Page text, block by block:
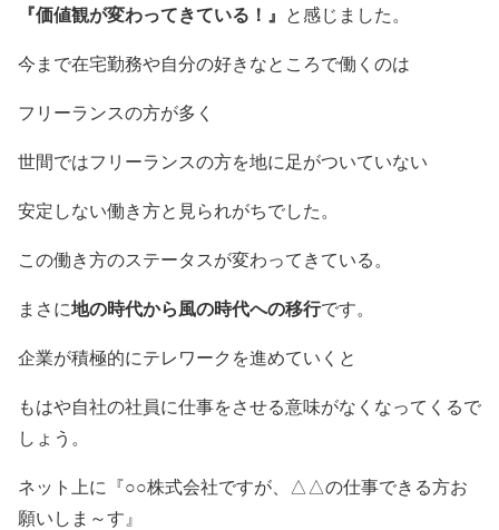
『価値観が変わってきている！』 と感じました。
今まで在宅勤務や自分の好きなところで働くのは
フリーランスの方が多く
世間ではフリーランスの方を地に足がついていない
安定しない働き方と見られがちでした。
この働き方のステータスが変わってきている。
まさに地の時代から風の時代への移行です。
企業が積極的にテレワークを進めていくと
もはや自社の社員に仕事をさせる意味がなくなってくるで
しょう。
ネット上に『○○株式会社ですが、△△の仕事できる方お
願いしま～す』